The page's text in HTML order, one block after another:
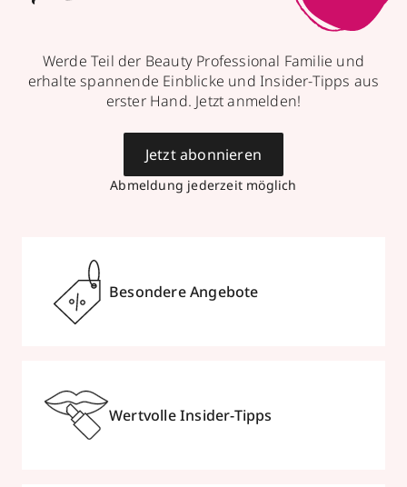
Werde Teil der Beauty Professional Familie und
erhalte spannende Einblicke und Insider-Tipps aus
erster Hand. Jetzt anmelden!
Abmeldung jederzeit möglich
Jetzt abonnieren
Besondere Angebote
Wertvolle Insider-Tipps